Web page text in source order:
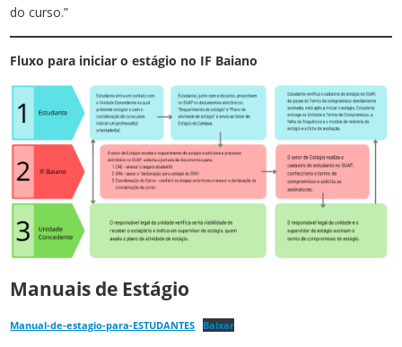
do curso.”
Fluxo para iniciar o estágio no IF Baiano
Manuais de Estágio
Manual-de-estagio-para-ESTUDANTES Baixar